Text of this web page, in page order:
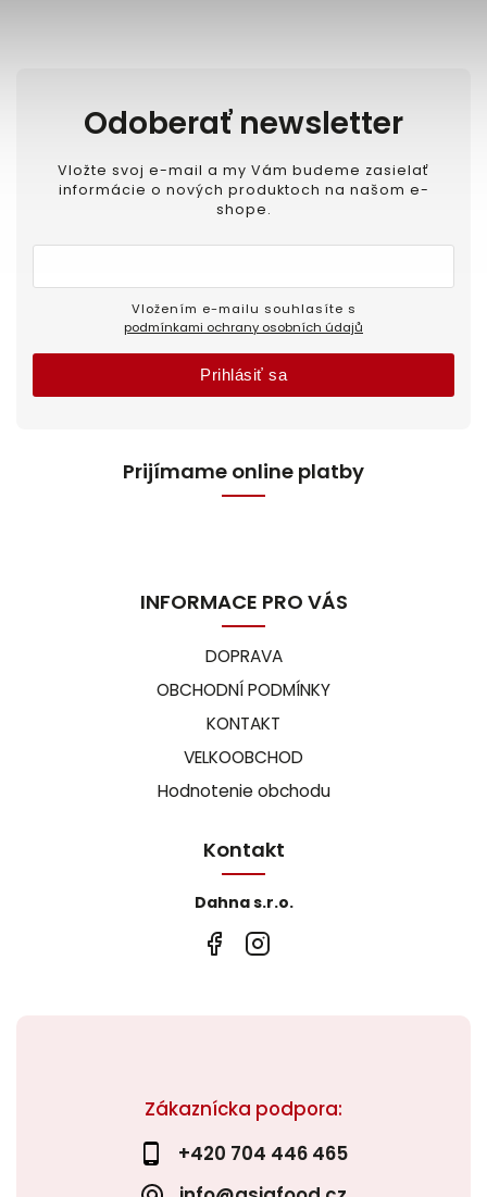
Zákaznícka podpora:
+420 704 446 465
Odoberať newsletter
Vložte svoj e-mail a my Vám budeme zasielať
informácie o nových produktoch na našom e-
shope.
podmínkami ochrany osobních údajů
Prihlásiť sa
Prijímame online platby
INFORMACE PRO VÁS
DOPRAVA
OBCHODNÍ PODMÍNKY
KONTAKT
VELKOOBCHOD
Hodnotenie obchodu
Kontakt
Dahna s.r.o.